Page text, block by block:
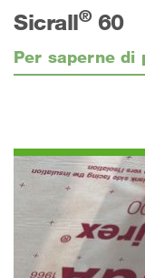
Sicrall®60
Per saperne di